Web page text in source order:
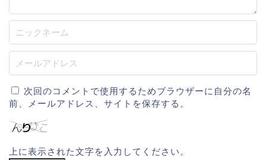
次回のコメントで使用するためブラウザーに自分の名
前、メールアドレス、サイトを保存する。
上に表示された文字を入力してください。